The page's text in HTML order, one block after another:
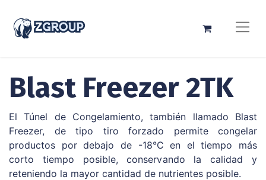
Blast Freezer 2TK​
El Túnel de Congelamiento, también llamado Blast
Freezer, de tipo tiro forzado permite congelar
productos por debajo de -18°C en el tiempo más
corto tiempo posible, conservando la calidad y
reteniendo la mayor cantidad de nutrientes posible.